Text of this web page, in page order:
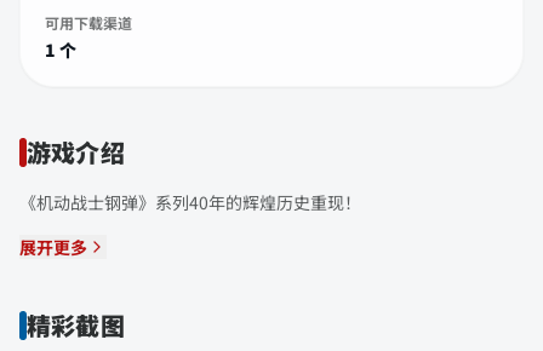
可用下载渠道
1 个
游戏介绍
《机动战士钢弹》系列40年的辉煌历史重现！
展开更多
精彩截图